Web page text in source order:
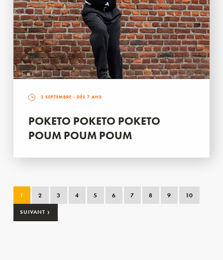
2 SEPTEMBRE - DÈS 7 ANS
POKETO POKETO POKETO
POUM POUM POUM
1 2 3 4 5 6 7 8 9 10
SUIVANT ›